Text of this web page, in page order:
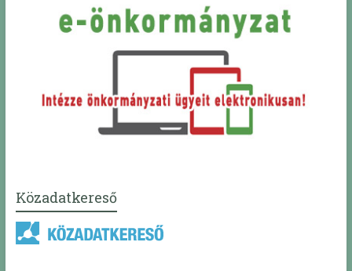
Közadatkereső